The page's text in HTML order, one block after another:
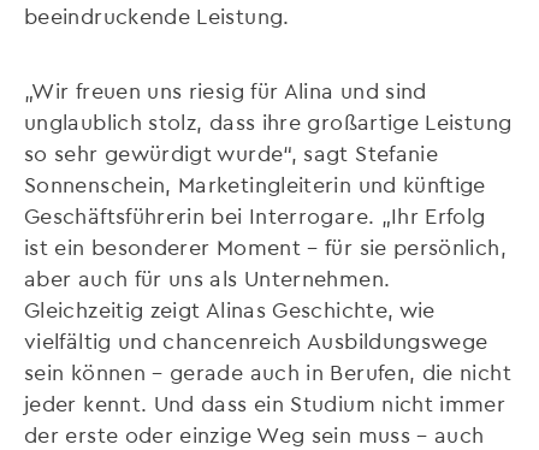
beeindruckende Leistung.
„Wir freuen uns riesig für Alina und sind
unglaublich stolz, dass ihre großartige Leistung
so sehr gewürdigt wurde“, sagt Stefanie
Sonnenschein, Marketingleiterin und künftige
Geschäftsführerin bei Interrogare. „Ihr Erfolg
ist ein besonderer Moment – für sie persönlich,
aber auch für uns als Unternehmen.
Gleichzeitig zeigt Alinas Geschichte, wie
vielfältig und chancenreich Ausbildungswege
sein können – gerade auch in Berufen, die nicht
jeder kennt. Und dass ein Studium nicht immer
der erste oder einzige Weg sein muss – auch